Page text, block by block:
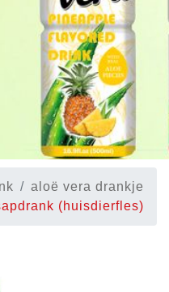
aloë vera drankje
(huisdierfles)